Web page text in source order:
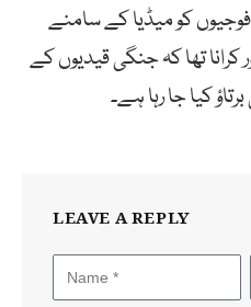
کو میڈیا کے سامنے
تھا کہ جنگی قیدیوں کے
کیا جا رہا ہے۔
LEAVE A REPLY